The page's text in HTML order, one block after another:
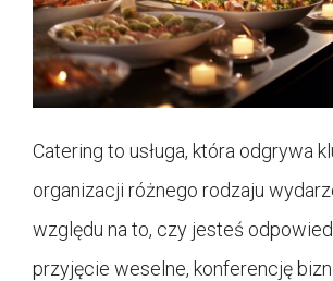
Catering to usługa, która odgrywa
organizacji różnego rodzaju
względu na to, czy jesteś
przyjęcie weselne, konferencję